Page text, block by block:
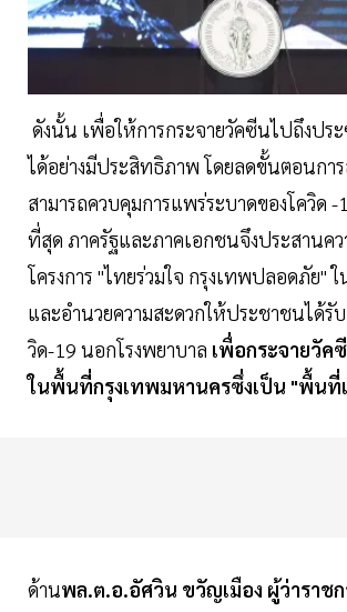
ดังนั้น เพื่อให้การกระจายวัคซีนไปถึงปร
ได้อย่างมีประสิทธิภาพ โดยลดขั้นตอนกา
สามารถควบคุมการแพร่ระบาดของโควิด -
ที่สุด ภาครัฐและภาคเอกชนจึงประสานค
โครงการ "ไทยร่วมใจ กรุงเทพปลอดภัย" ใ
และอำนวยความสะดวกให้ประชาชนได้รั
วิด-19 นอกโรงพยาบาล เพื่อกระจายวัค
ในพื้นที่กรุงเทพมหานครซึ่งเป็น "พื้นที่
ด้านพล.ต.อ.อัศวิน ขวัญเมือง ผู้ว่าราชก